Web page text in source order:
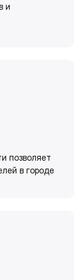
и
позволяет
в городе